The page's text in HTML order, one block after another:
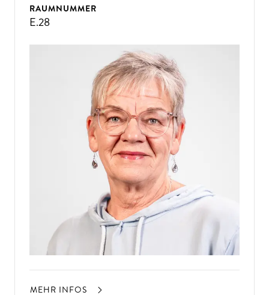
RAUMNUMMER
E.28
MEHR INFOS